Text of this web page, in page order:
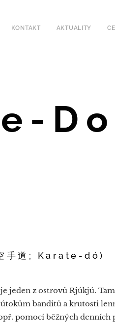
KONTAKT AKTUALITY
Do
手道; Karate-dó)
jeden z ostrovů Rjúkjú.
banditů a krutosti
pomocí běžných denních